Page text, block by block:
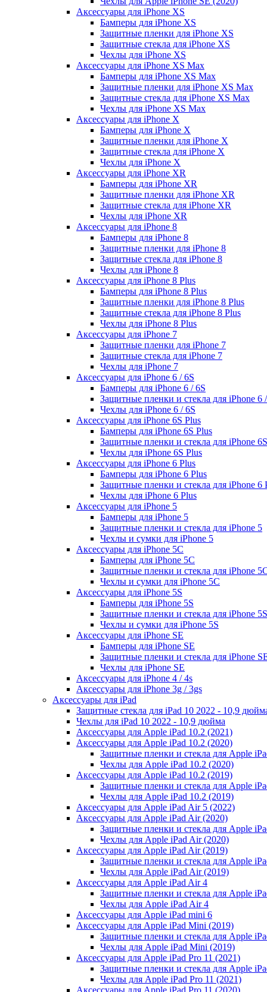
Аксессуары для iPhone ХS
Бамперы для iPhone ХS
Защитные пленки для iPhone ХS
Защитные стекла для iPhone ХS
Чехлы для iPhone ХS
Аксессуары для iPhone ХS Max
Бамперы для iPhone XS Max
Защитные пленки для iPhone XS Max
Защитные стекла для iPhone XS Max
Чехлы для iPhone XS Max
Аксессуары для iPhone X
Бамперы для iPhone X
Защитные пленки для iPhone X
Защитные стекла для iPhone X
Чехлы для iPhone X
Аксессуары для iPhone XR
Бамперы для iPhone XR
Защитные пленки для iPhone XR
Защитные стекла для iPhone XR
Чехлы для iPhone XR
Аксессуары для iPhone 8
Бамперы для iPhone 8
Защитные пленки для iPhone 8
Защитные стекла для iPhone 8
Чехлы для iPhone 8
Аксессуары для iPhone 8 Plus
Бамперы для iPhone 8 Plus
Защитные пленки для iPhone 8 Plus
Защитные стекла для iPhone 8 Plus
Чехлы для iPhone 8 Plus
Аксессуары для iPhone 7
Защитные пленки для iPhone 7
Защитные стекла для iPhone 7
Чехлы для iPhone 7
Аксессуары для iPhone 6 / 6S
Бамперы для iPhone 6 / 6S
Защитные пленки и стекла для iPhone 6
Чехлы для iPhone 6 / 6S
Аксессуары для iPhone 6S Plus
Бамперы для iPhone 6S Plus
Защитные пленки и стекла для iPhone
Чехлы для iPhone 6S Plus
Аксессуары для iPhone 6 Plus
Бамперы для iPhone 6 Plus
Защитные пленки и стекла для iPhone 6
Чехлы для iPhone 6 Plus
Аксессуары для iPhone 5
Бамперы для iPhone 5
Защитные пленки и стекла для iPhone 5
Чехлы и сумки для iPhone 5
Аксессуары для iPhone 5C
Бамперы для iPhone 5C
Защитные пленки и стекла для iPhone
Чехлы и сумки для iPhone 5C
Аксессуары для iPhone 5S
Бамперы для iPhone 5S
Защитные пленки и стекла для iPhone 5S
Чехлы и сумки для iPhone 5S
Аксессуары для iPhone SE
Бамперы для iPhone SE
Защитные пленки и стекла для iPhone
Чехлы для iPhone SE
Аксессуары для iPhone 4 / 4s
Аксессуары для iPhone 3g / 3gs
Аксессуары для iPad
Защитные стекла для iPad 10 2022 - 10,9
Чехлы для iPad 10 2022 - 10,9 дюйма
Аксессуары для Apple iPad 10.2 (2021)
Аксессуары для Apple iPad 10.2 (2020)
Защитные пленки и стекла для Apple
Чехлы для Apple iPad 10.2 (2020)
Аксессуары для Apple iPad 10.2 (2019)
Защитные пленки и стекла для Apple
Чехлы для Apple iPad 10.2 (2019)
Аксессуары для Apple iPad Air 5 (2022)
Аксессуары для Apple iPad Air (2020)
Защитные пленки и стекла для Apple
Чехлы для Apple iPad Air (2020)
Аксессуары для Apple iPad Air (2019)
Защитные пленки и стекла для Apple
Чехлы для Apple iPad Air (2019)
Аксессуары для Apple iPad Air 4
Защитные пленки и стекла для Apple
Чехлы для Apple iPad Air 4
Аксессуары для Apple iPad mini 6
Аксессуары для Apple iPad Mini (2019)
Защитные пленки и стекла для Apple
Чехлы для Apple iPad Mini (2019)
Аксессуары для Apple iPad Pro 11 (2021)
Защитные пленки и стекла для Apple
Чехлы для Apple iPad Pro 11 (2021)
Аксессуары для Apple iPad Pro 11 (2020)